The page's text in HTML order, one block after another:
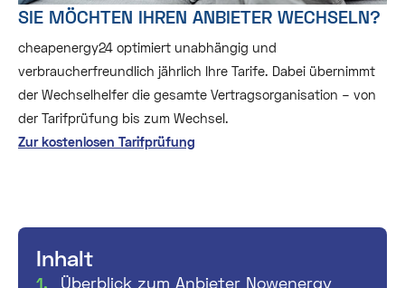
SIE MÖCHTEN IHREN ANBIETER WECHSELN?
cheapenergy24 optimiert unabhängig und
verbraucherfreundlich jährlich Ihre Tarife. Dabei übernimmt
der Wechselhelfer die gesamte Vertragsorganisation – von
der Tarifprüfung bis zum Wechsel.
Zur kostenlosen Tarifprüfung
Inhalt
Überblick zum Anbieter Nowenergy